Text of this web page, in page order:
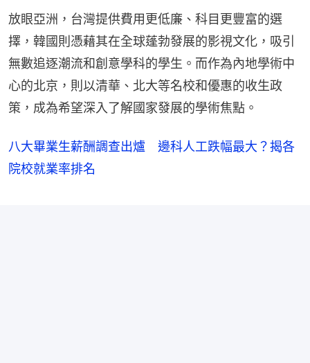
放眼亞洲，台灣提供費用更低廉、科目更豐富的選
擇，韓國則憑藉其在全球蓬勃發展的影視文化，吸引
無數追逐潮流和創意學科的學生。而作為內地學術中
心的北京，則以清華、北大等名校和優惠的收生政
策，成為希望深入了解國家發展的學術焦點。
八大畢業生薪酬調查出爐 邊科人工跌幅最大？揭各
院校就業率排名